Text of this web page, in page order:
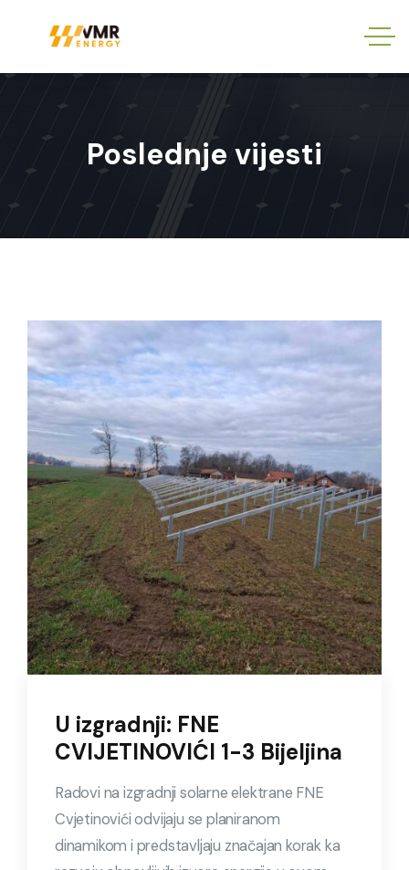
Poslednje vijesti
U izgradnji: FNE
CVIJETINOVIĆI 1-3 Bijeljina
Radovi na izgradnji solarne elektrane FNE
Cvjetinovići odvijaju se planiranom
dinamikom i predstavljaju značajan korak ka